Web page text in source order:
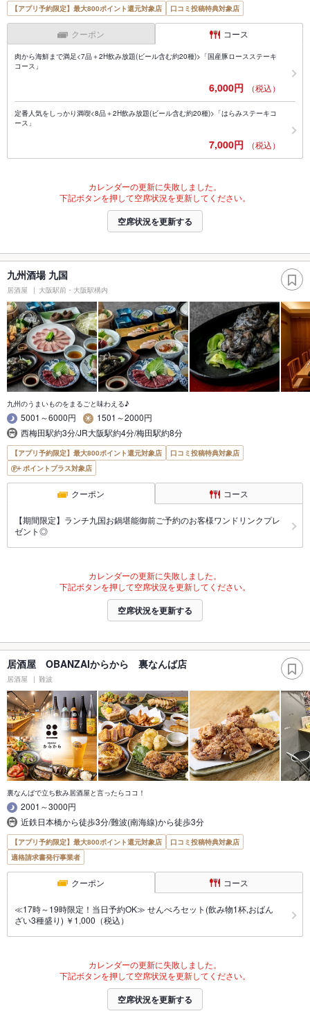
【アプリ予約限定】最大800ポイント還元対象店 口コミ投稿特典対象店
クーポン コース
肉から海鮮まで満足<7品＋2H飲み放題(ビール含む約20種)>「国産豚ロースステーキ
コース」
6,000円 （税込）
定番人気をしっかり満喫<8品＋2H飲み放題(ビール含む約20種)>「はらみステーキコ
ース」
7,000円 （税込）
カレンダーの更新に失敗しました。
下記ボタンを押して空席状況を更新してください。
空席状況を更新する
九州酒場 九国
居酒屋 大阪駅前・大阪駅構内
九州のうまいものをまるごと味わえる♪
5001～6000円
1501～2000円
西梅田駅約3分/JR大阪駅約4分/梅田駅約8分
【アプリ予約限定】最大800ポイント還元対象店
口コミ投稿特典対象店
ポイントプラス対象店
クーポン コース
【期間限定】ランチ九国お鍋堪能御前ご予約のお客様ワンドリンクプレ
ゼント◎
カレンダーの更新に失敗しました。
下記ボタンを押して空席状況を更新してください。
空席状況を更新する
居酒屋 OBANZAIからから 裏なんば店
居酒屋 難波
裏なんばで立ち飲み居酒屋と言ったらココ！
2001～3000円
近鉄日本橋から徒歩3分/難波(南海線)から徒歩3分
【アプリ予約限定】最大800ポイント還元対象店
口コミ投稿特典対象店
適格請求書発行事業者
クーポン コース
≪17時～19時限定！当日予約OK≫ せんべろセット(飲み物1杯,おばん
ざい3種盛り) ￥1,000（税込）
カレンダーの更新に失敗しました。
下記ボタンを押して空席状況を更新してください。
空席状況を更新する